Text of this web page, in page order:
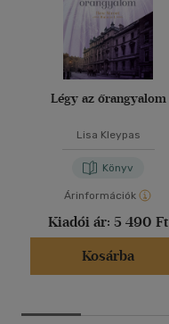
Légy az őrangyalom
Lisa Kleypas
Könyv
Árinformációk
Kiadói ár: 5 490 Ft
Kosárba